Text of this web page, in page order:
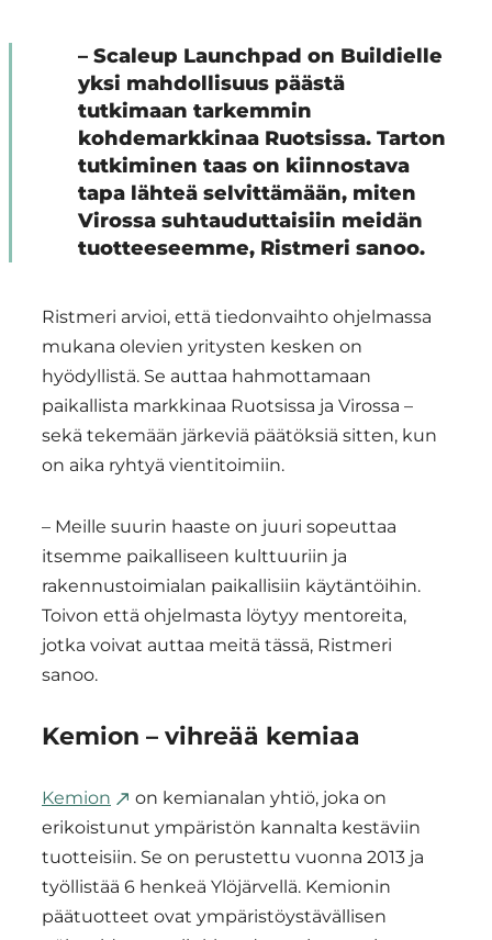
– Scaleup Launchpad on Buildielle
yksi mahdollisuus päästä
tutkimaan tarkemmin
kohdemarkkinaa Ruotsissa. Tarton
tutkiminen taas on kiinnostava
tapa lähteä selvittämään, miten
Virossa suhtauduttaisiin meidän
tuotteeseemme, Ristmeri sanoo.
Ristmeri arvioi, että tiedonvaihto ohjelmassa
mukana olevien yritysten kesken on
hyödyllistä. Se auttaa hahmottamaan
paikallista markkinaa Ruotsissa ja Virossa –
sekä tekemään järkeviä päätöksiä sitten, kun
on aika ryhtyä vientitoimiin.
– Meille suurin haaste on juuri sopeuttaa
itsemme paikalliseen kulttuuriin ja
rakennustoimialan paikallisiin käytäntöihin.
Toivon että ohjelmasta löytyy mentoreita,
jotka voivat auttaa meitä tässä, Ristmeri
sanoo.
Kemion – vihreää kemiaa
Kemion
on kemianalan yhtiö, joka on
erikoistunut ympäristön kannalta kestäviin
tuotteisiin. Se on perustettu vuonna 2013 ja
työllistää 6 henkeä Ylöjärvellä. Kemionin
päätuotteet ovat ympäristöystävällisen